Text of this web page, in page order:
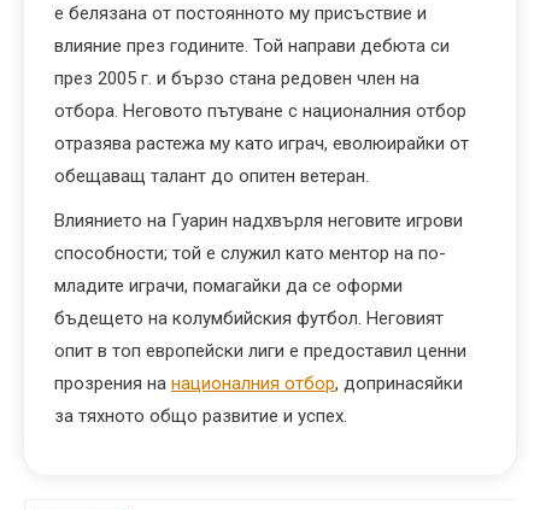
е белязана от постоянното му присъствие и
влияние през годините. Той направи дебюта си
през 2005 г. и бързо стана редовен член на
отбора. Неговото пътуване с националния отбор
отразява растежа му като играч, еволюирайки от
обещаващ талант до опитен ветеран.
Влиянието на Гуарин надхвърля неговите игрови
способности; той е служил като ментор на по-
младите играчи, помагайки да се оформи
бъдещето на колумбийския футбол. Неговият
опит в топ европейски лиги е предоставил ценни
прозрения на националния отбор, допринасяйки
за тяхното общо развитие и успех.